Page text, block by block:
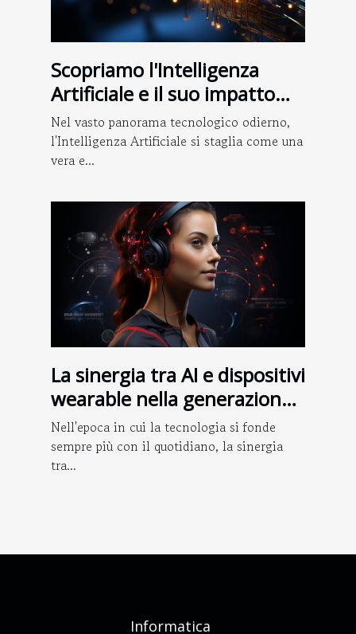
Scopriamo l'Intelligenza
Artificiale e il suo impatto
nella società
Nel vasto panorama tecnologico odierno,
l'Intelligenza Artificiale si staglia come una
vera e...
La sinergia tra AI e dispositivi
wearable nella generazione
di immagini
Nell'epoca in cui la tecnologia si fonde
sempre più con il quotidiano, la sinergia
tra...
Informatica